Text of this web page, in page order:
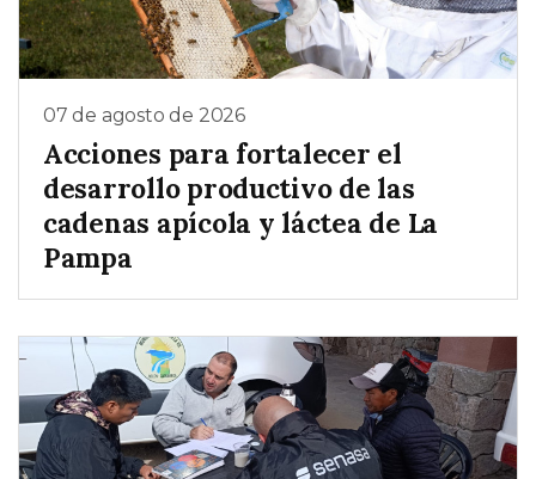
07 de agosto de 2026
Acciones para fortalecer el
desarrollo productivo de las
cadenas apícola y láctea de La
Pampa